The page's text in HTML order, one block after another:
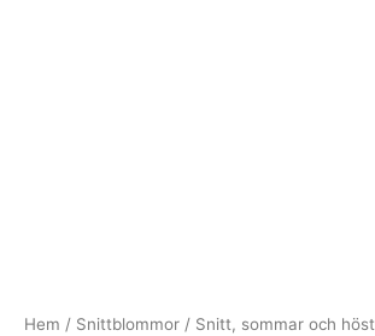
Hem / Snittblommor / Snitt, sommar och höst